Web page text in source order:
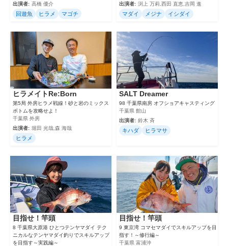
出演者: 高橋 優介
回遊魚 ヒラメ マゴチ
出演者: 渕上 万莉,西田 直恵,吉岡 進
マダイ メジナ イシダイ
ヒラメイトRe:Born
第5局 外房ヒラメ戦線！砂と岩のミックス
ボトムを攻略せよ！
千葉県 外房
出演者: 堀田 光哉,森 海哉
ヒラメ
SALT Dreamer
98 千葉県南房 オフショアキャスティング
千葉県 館山
出演者: 鈴木 斉
キハダ ヒラマサ
目指せ！竿頭
8 千葉県大原港 ひとつテンヤマダイ テク
ニカルなテンヤマダイ釣りでスキルアップ
を目指す～実践編～
目指せ！竿頭
9 東京湾 コマセマダイでスキルアップを目
指す！～修行編～
千葉県 富浦沖